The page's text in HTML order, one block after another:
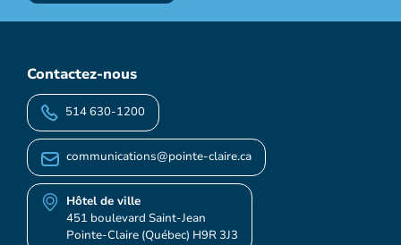
Contactez-nous
514 630-1200
communications@pointe-claire.ca
Hôtel de ville
451 boulevard Saint-Jean
Pointe-Claire (Québec) H9R 3J3